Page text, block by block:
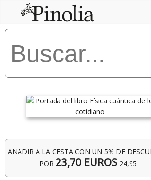
AÑADIR A LA CESTA CON UN 5% DE
POR 23,70 EUROS 24,95